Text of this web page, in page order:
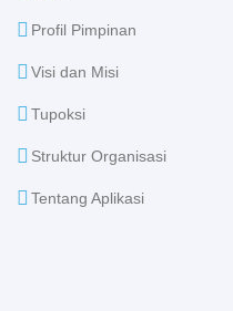
Profil Pimpinan
Visi dan Misi
Tupoksi
Struktur Organisasi
Tentang Aplikasi